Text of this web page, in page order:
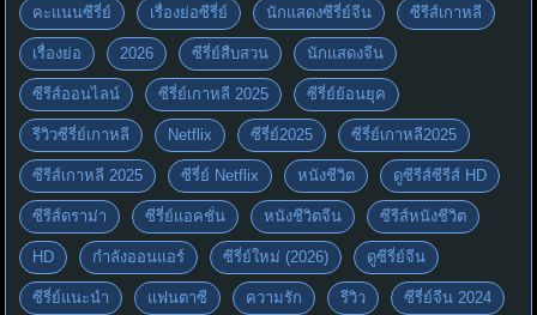
คะแนนซีรี่ย์ เรื่องย่อซีรี่ย์ นักแสดงซีรี่ย์จีน ซีรีส์เกาหลี
เรื่องย่อ 2026 ซีรี่ย์สืบสวน นักแสดงจีน
ซีรีส์ออนไลน์ ซีรี่ย์เกาหลี 2025 ซีรี่ย์ย้อนยุค
รีวิวซีรี่ย์เกาหลี Netflix ซีรี่ย์2025 ซีรี่ย์เกาหลี2025
ซีรีส์เกาหลี 2025 ซีรี่ย์ Netflix หนังชีวิต ดูซีรีส์ซีรีส์ HD
ซีรีส์ดราม่า ซีรี่ย์แอคชั่น หนังชีวิตจีน ซีรีส์หนังชีวิต
HD กำลังออนแอร์ ซีรี่ย์ใหม่ (2026) ดูซีรี่ย์จีน
ซีรี่ย์แนะนำ แฟนตาซี ความรัก รีวิว ซีรี่ย์จีน 2024